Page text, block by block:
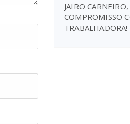
JAIRO
COMPROMISSO
TRABALHADORA!